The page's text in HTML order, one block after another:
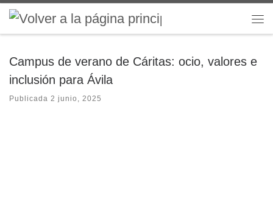
Saltar al contenido
Campus de verano de Cáritas: ocio, valores e
inclusión para Ávila
Publicada 2 junio, 2025